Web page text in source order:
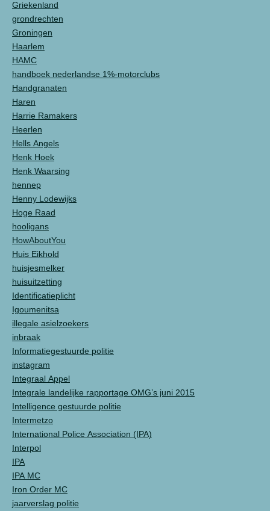
Griekenland
grondrechten
Groningen
Haarlem
HAMC
handboek nederlandse 1%-motorclubs
Handgranaten
Haren
Harrie Ramakers
Heerlen
Hells Angels
Henk Hoek
Henk Waarsing
hennep
Henny Lodewijks
Hoge Raad
hooligans
HowAboutYou
Huis Eikhold
huisjesmelker
huisuitzetting
Identificatieplicht
Igoumenitsa
illegale asielzoekers
inbraak
Informatiegestuurde politie
instagram
Integraal Appel
Integrale landelijke rapportage OMG’s juni 2015
Intelligence gestuurde politie
Intermetzo
International Police Association (IPA)
Interpol
IPA
IPA MC
Iron Order MC
jaarverslag politie